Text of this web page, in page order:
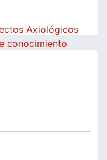
Axiológicos
conocimiento